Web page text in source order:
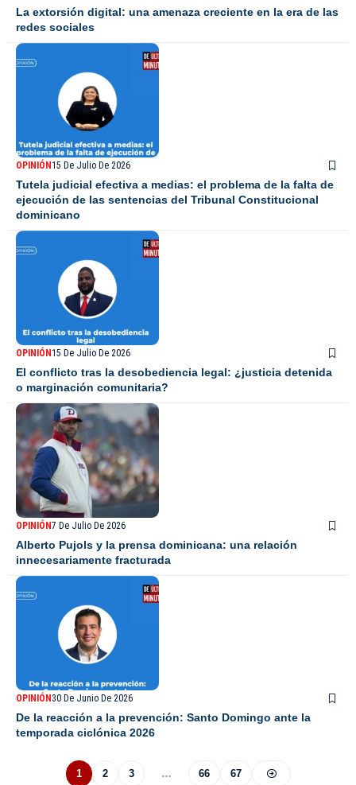
La extorsión digital: una amenaza creciente en la era de las
redes sociales
OPINIÓN15 De Julio De 2026
Tutela judicial efectiva a medias: el problema de la falta de
ejecución de las sentencias del Tribunal Constitucional
dominicano
OPINIÓN15 De Julio De 2026
El conflicto tras la desobediencia legal: ¿justicia detenida
o marginación comunitaria?
OPINIÓN7 De Julio De 2026
Alberto Pujols y la prensa dominicana: una relación
innecesariamente fracturada
OPINIÓN30 De Junio De 2026
De la reacción a la prevención: Santo Domingo ante la
temporada ciclónica 2026
1 2 3 … 66 67